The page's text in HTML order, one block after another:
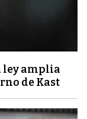
ley amplia
de Kast